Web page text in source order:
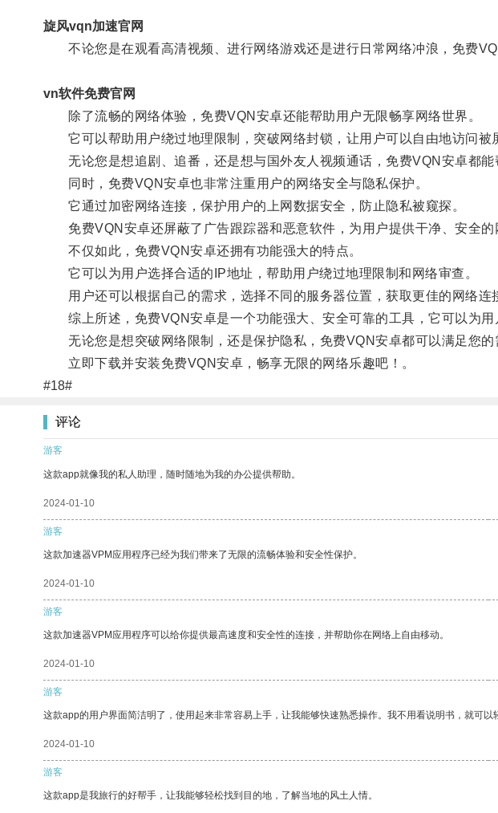
旋风vqn加速官网
不论您是在观看高清视频、进行网络游戏还是进行日常网络冲浪，免费
vn软件免费官网
除了流畅的网络体验，免费VQN安卓还能帮助用户无限畅享网络世界。
它可以帮助用户绕过地理限制，突破网络封锁，让用户可以自由地访问被
无论您是想追剧、追番，还是想与国外友人视频通话，免费VQN安卓都能
同时，免费VQN安卓也非常注重用户的网络安全与隐私保护。
它通过加密网络连接，保护用户的上网数据安全，防止隐私被窥探。
免费VQN安卓还屏蔽了广告跟踪器和恶意软件，为用户提供干净、安全的
不仅如此，免费VQN安卓还拥有功能强大的特点。
它可以为用户选择合适的IP地址，帮助用户绕过地理限制和网络审查。
用户还可以根据自己的需求，选择不同的服务器位置，获取更佳的网络连
综上所述，免费VQN安卓是一个功能强大、安全可靠的工具，它可以为用
无论您是想突破网络限制，还是保护隐私，免费VQN安卓都可以满足您的
立即下载并安装免费VQN安卓，畅享无限的网络乐趣吧！。
#18#
评论
游客
这款app就像我的私人助理，随时随地为我的办公提供帮助。
2024-01-10
游客
这款加速器VPM应用程序已经为我们带来了无限的流畅体验和安全性保护。
2024-01-10
游客
这款加速器VPM应用程序可以给你提供最高速度和安全性的连接，并帮助你在网络上自由移动。
2024-01-10
游客
这款app的用户界面简洁明了，使用起来非常容易上手，让我能够快速熟悉操作。我不用看说明书，就可以
2024-01-10
游客
这款app是我旅行的好帮手，让我能够轻松找到目的地，了解当地的风土人情。